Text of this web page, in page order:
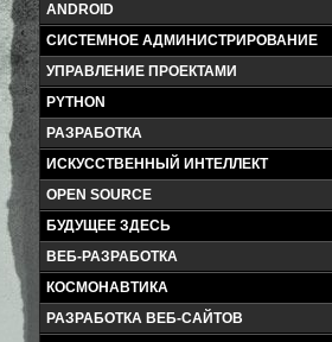
ANDROID
СИСТЕМНОЕ АДМИНИСТРИРОВАНИЕ
УПРАВЛЕНИЕ ПРОЕКТАМИ
PYTHON
РАЗРАБОТКА
ИСКУССТВЕННЫЙ ИНТЕЛЛЕКТ
OPEN SOURCE
БУДУЩЕЕ ЗДЕСЬ
ВЕБ-РАЗРАБОТКА
КОСМОНАВТИКА
РАЗРАБОТКА ВЕБ-САЙТОВ